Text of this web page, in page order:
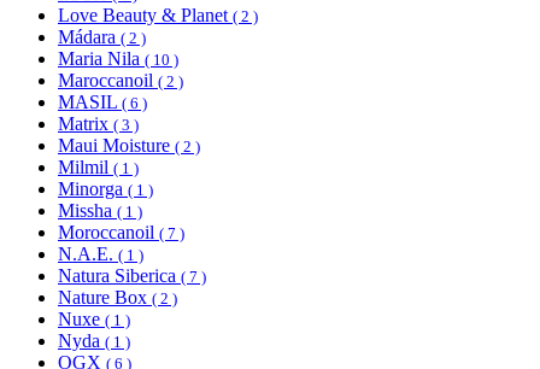
Love Beauty & Planet ( 2 )
Mádara ( 2 )
Maria Nila ( 10 )
Maroccanoil ( 2 )
MASIL ( 6 )
Matrix ( 3 )
Maui Moisture ( 2 )
Milmil ( 1 )
Minorga ( 1 )
Missha ( 1 )
Moroccanoil ( 7 )
N.A.E. ( 1 )
Natura Siberica ( 7 )
Nature Box ( 2 )
Nuxe ( 1 )
Nyda ( 1 )
OGX ( 6 )